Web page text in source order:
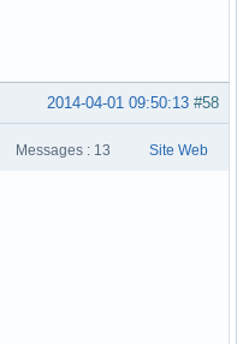
#58
2014-04-01 09:50:13
Messages : 13 Site Web